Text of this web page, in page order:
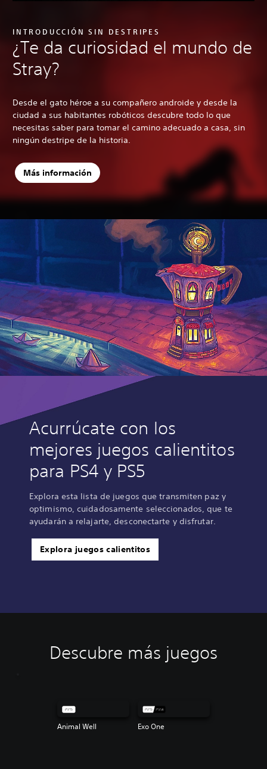
INTRODUCCIÓN SIN DESTRIPES
¿Te da curiosidad el mundo de
Stray?
Desde el gato héroe a su compañero androide y desde la
ciudad a sus habitantes robóticos descubre todo lo que
necesitas saber para tomar el camino adecuado a casa, sin
ningún destripe de la historia.
Más información
Acurrúcate con los
mejores juegos calientitos
para PS4 y PS5
Explora esta lista de juegos que transmiten paz y
optimismo, cuidadosamente seleccionados, que te
ayudarán a relajarte, desconectarte y disfrutar.
Explora juegos calientitos
Descubre más juegos
Animal Well Exo One